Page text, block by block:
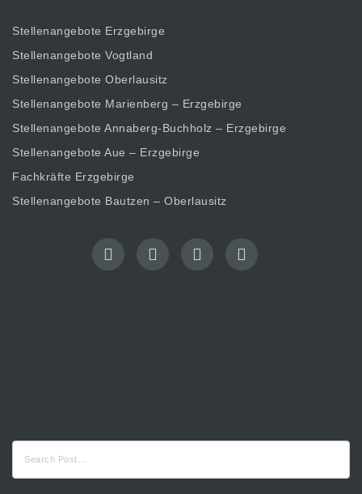
Stellenangebote Erzgebirge
Stellenangebote Vogtland
Stellenangebote Oberlausitz
Stellenangebote Marienberg – Erzgebirge
Stellenangebote Annaberg-Buchholz – Erzgebirge
Stellenangebote Aue – Erzgebirge
Fachkräfte Erzgebirge
Stellenangebote Bautzen – Oberlausitz
nach: